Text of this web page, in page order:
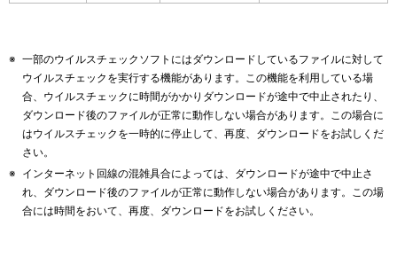
※ 一部のウイルスチェックソフトにはダウンロードしているファイルに対して
ウイルスチェックを実行する機能があります。この機能を利用している場
合、ウイルスチェックに時間がかかりダウンロードが途中で中止されたり、
ダウンロード後のファイルが正常に動作しない場合があります。この場合に
はウイルスチェックを一時的に停止して、再度、ダウンロードをお試しくだ
さい。
※ インターネット回線の混雑具合によっては、ダウンロードが途中で中止さ
れ、ダウンロード後のファイルが正常に動作しない場合があります。この場
合には時間をおいて、再度、ダウンロードをお試しください。